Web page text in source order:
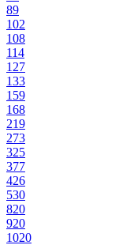
89
102
108
114
127
133
159
168
219
273
325
377
426
530
820
920
1020